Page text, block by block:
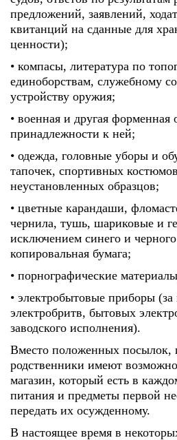
предложений, заявлений,
квитанций на сданные для
ценности);
• компасы, литература по
единоборствам, служебному
устройству оружия;
• военная и другая форменная
принадлежности к ней;
• одежда, головные уборы и
тапочек, спортивных
неустановленных образцов;
• цветные карандаши,
чернила, тушь, шариковые и
исключением синего и
копировальная бумага;
• порнографические
• электробытовые приборы
электробритв, бытовых
заводского исполнения).
Вместо положенных посылок,
родственники имеют
магазин, который есть в
питания и предметы первой
передать их осужденному.
В настоящее время в